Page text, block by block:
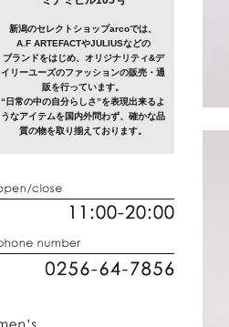
新潟のセレクトショップarcoでは、
A.F ARTEFACTやJULIUSなどの
ブランドをはじめ、オリジナリティ&デ
イリーユーズのファッションの販売・通
販を行っています。
“日常の中の自分らしさ”を表現出来るよ
うなアイテムを国内外問わず、確かな品
質の物を取り揃えております。